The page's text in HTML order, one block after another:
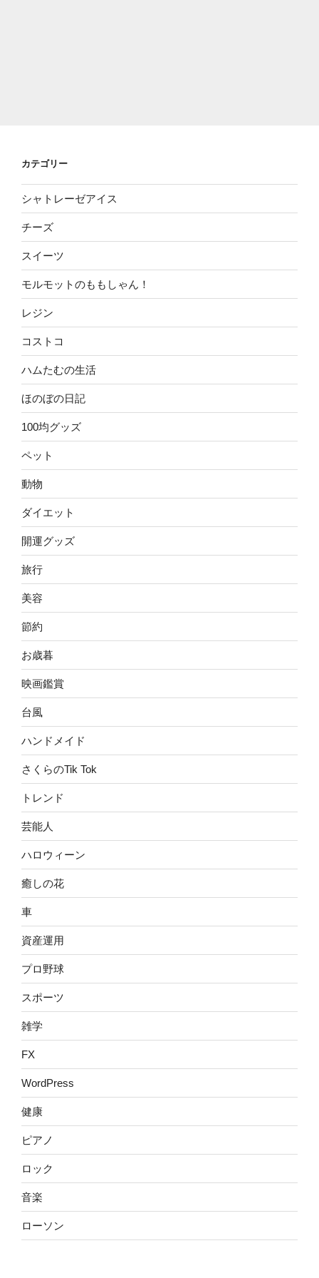
カテゴリー
シャトレーゼアイス
チーズ
スイーツ
モルモットのももしゃん！
レジン
コストコ
ハムたむの生活
ほのぼの日記
100均グッズ
ペット
動物
ダイエット
開運グッズ
旅行
美容
節約
お歳暮
映画鑑賞
台風
ハンドメイド
さくらのTik Tok
トレンド
芸能人
ハロウィーン
癒しの花
車
資産運用
プロ野球
スポーツ
雑学
FX
WordPress
健康
ピアノ
ロック
音楽
ローソン